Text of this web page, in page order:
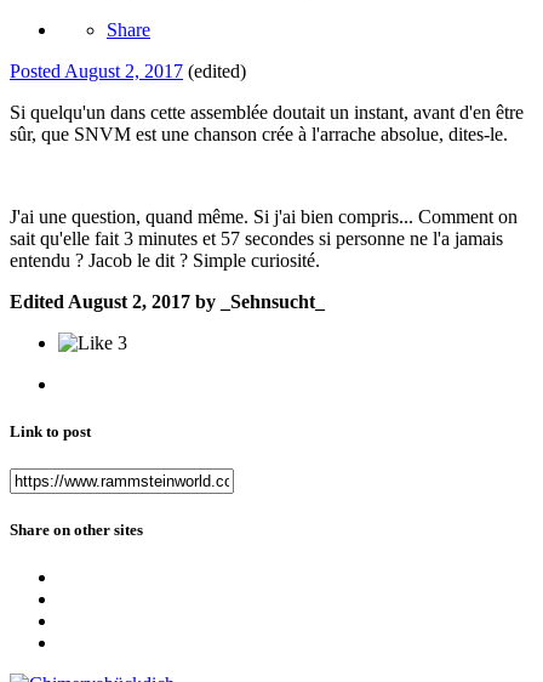
Share
Posted August 2, 2017 (edited)
Si quelqu'un dans cette assemblée doutait un instant, avant d'en être
sûr, que SNVM est une chanson crée à l'arrache absolue, dites-le.
J'ai une question, quand même. Si j'ai bien compris... Comment on
sait qu'elle fait 3 minutes et 57 secondes si personne ne l'a jamais
entendu ? Jacob le dit ? Simple curiosité.
Edited August 2, 2017 by _Sehnsucht_
3
Link to post
Share on other sites